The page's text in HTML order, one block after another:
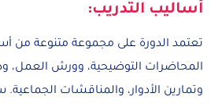
أساليب التدريب:
تعتمد الدورة على مجموعة متنوعة من
المحاضرات التوضيحية، وورش العمل،
وتمارين الأدوار، والمناقشات